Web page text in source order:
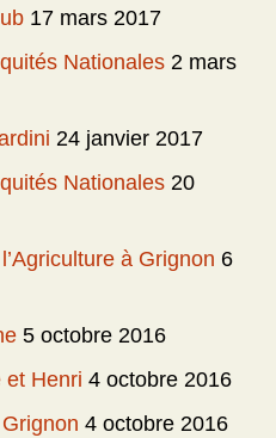
17 mars 2017
Nationales 2 mars
24 janvier 2017
Nationales 20
à Grignon 6
5 octobre 2016
et Henri 4 octobre 2016
4 octobre 2016